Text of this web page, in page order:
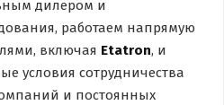
дилером и
работаем напрямую
включая Etatron, и
условия сотрудничества
и постоянных